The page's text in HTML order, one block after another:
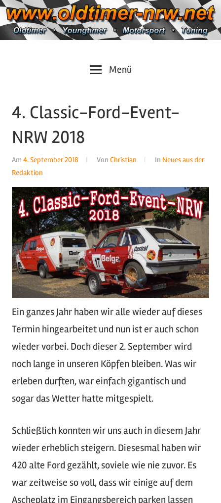
Zum
Inhalt
springen
https://oldtimer-
Motorsport
Tuning
Menü
4. Classic-Ford-Event-
NRW 2018
Am 4. September 2018 Von Christian In Neues aus der
Redaktion
Ein ganzes Jahr haben wir alle wieder auf dieses
Termin hingearbeitet und nun ist er auch schon
wieder vorbei. Doch dieser 2. September wird
noch lange in unseren Köpfen bleiben. Was wir
erleben durften, war einfach gigantisch und
sogar das Wetter hatte mitgespielt.
Schließlich konnten wir uns auch in diesem Jahr
wieder erheblich steigern. Diesesmal haben wir
420 alte Ford gezählt, soviele wie nie zuvor. Es
war zeitweise so voll, dass wir einige auf dem
Ascheplatz im Eingangsbereich parken lassen